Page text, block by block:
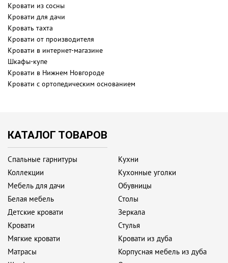
Кровати из сосны
Кровати для дачи
Кровать тахта
Кровати от производителя
Кровати в интернет-магазине
Шкафы-купе
Кровати в Нижнем Новгороде
Кровати с ортопедическим основанием
КАТАЛОГ ТОВАРОВ
Спальные гарнитуры
Коллекции
Мебель для дачи
Белая мебель
Детские кровати
Кровати
Мягкие кровати
Матрасы
Кухни
Кухонные уголки
Обувницы
Столы
Зеркала
Стулья
Кровати из дуба
Корпусная мебель из дуба